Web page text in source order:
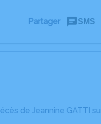
Partager SMS
de Jeannine GATTI